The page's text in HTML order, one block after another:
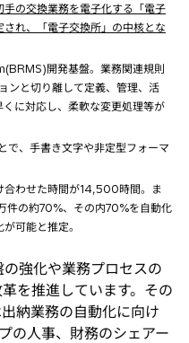
の交換業務を電子化する「電子
れ、「電子交換所」の中核とな
開発基盤。業務関連規則
ンと切り離して定義、管理、活
に対応し、柔軟な変更処理等が
で、手書き文字や非定型フォーマ
合わせた時間が14,500時間。ま
件の約70%、その内70%を自動化
可能と推定。
強化や業務プロセスの
を推進しています。その
納業務の自動化に向け
の人事、財務のシェアー